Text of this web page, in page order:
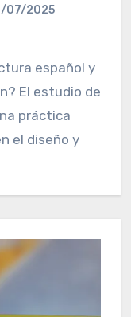
07/2025
El estudio de
práctica
el diseño y